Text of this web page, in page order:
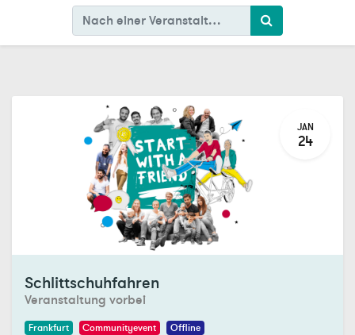
JAN
24
Schlittschuhfahren
Veranstaltung vorbei
Frankfurt Communityevent Offline